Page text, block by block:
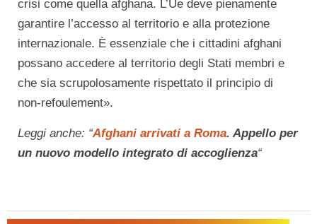
crisi come quella afghana. L’Ue deve pienamente
garantire l’accesso al territorio e alla protezione
internazionale. È essenziale che i cittadini afghani
possano accedere al territorio degli Stati membri e
che sia scrupolosamente rispettato il principio di
non-refoulement».
Leggi anche: “Afghani arrivati a Roma. Appello per
un nuovo modello integrato di accoglienza“